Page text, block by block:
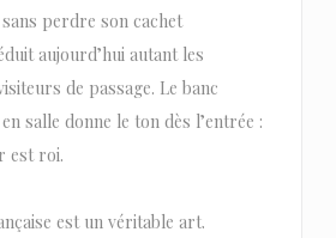
perdre son cachet
aujourd’hui autant les
de passage. Le banc
salle donne le ton dès l’entrée :
est roi.
est un véritable art.